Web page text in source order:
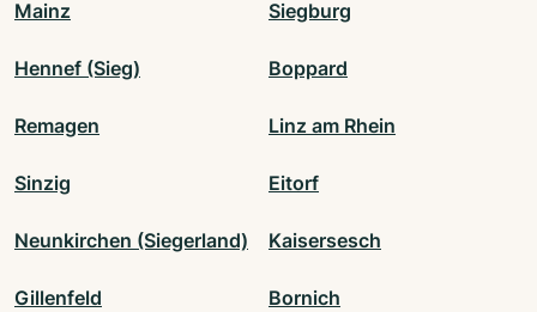
Mainz Siegburg
Hennef (Sieg) Boppard
Remagen Linz am Rhein
Sinzig Eitorf
Neunkirchen (Siegerland) Kaisersesch
Gillenfeld Bornich